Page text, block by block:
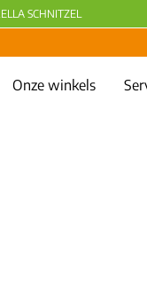
SCHNITZEL
Onze winkels